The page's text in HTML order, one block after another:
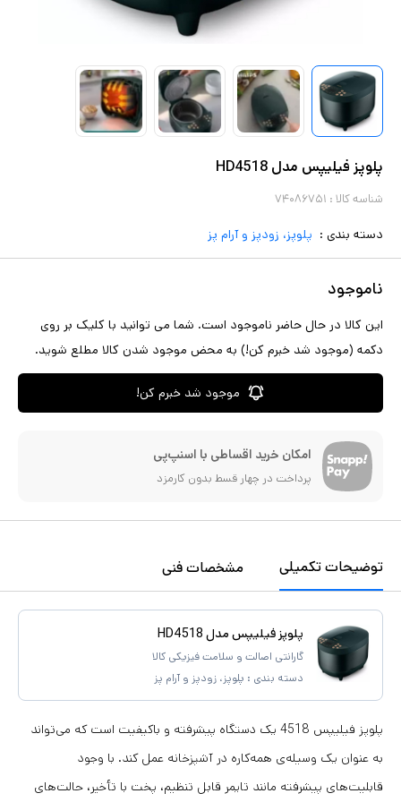
پلوپز فیلیپس مدل HD4518
شناسه کالا : ۷۴۰۸۶۷۵۱
دسته بندی : پلوپز، زودپز و آرام پز
ناموجود
این کالا در حال حاضر ناموجود است. شما می توانید با کلیک بر روی
دکمه (موجود شد خبرم کن!) به محض موجود شدن کالا مطلع شوید.
موجود شد خبرم کن!
امکان خرید اقساطی با اسنپ‌پی
پرداخت در چهار قسط بدون کارمزد
توضیحات تکمیلی مشخصات فنی
پلوپز فیلیپس مدل HD4518
گارانتی اصالت و سلامت فیزیکی کالا
دسته بندی : پلوپز، زودپز و آرام پز
پلوپز فیلیپس 4518 یک دستگاه پیشرفته و باکیفیت است که می‌تواند
به عنوان یک وسیله‌ی همه‌کاره در آشپزخانه عمل کند. با وجود
قابلیت‌های پیشرفته مانند تایمر قابل تنظیم، پخت با تأخیر، حالت‌های